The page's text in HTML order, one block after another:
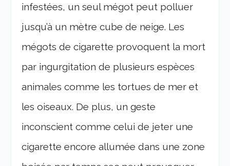
infestées, un seul mégot peut polluer
jusqu’à un mètre cube de neige. Les
mégots de cigarette provoquent la mort
par ingurgitation de plusieurs espèces
animales comme les tortues de mer et
les oiseaux. De plus, un geste
inconscient comme celui de jeter une
cigarette encore allumée dans une zone